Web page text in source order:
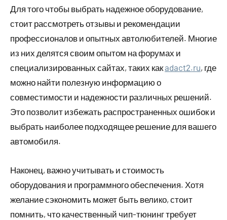
Для того чтобы выбрать надежное оборудование,
стоит рассмотреть отзывы и рекомендации
профессионалов и опытных автолюбителей. Многие
из них делятся своим опытом на форумах и
специализированных сайтах, таких какadact2.ru, где
можно найти полезную информацию о
совместимости и надежности различных решений.
Это позволит избежать распространенных ошибок и
выбрать наиболее подходящее решение для вашего
автомобиля.
Наконец, важно учитывать и стоимость
оборудования и программного обеспечения. Хотя
желание сэкономить может быть велико, стоит
помнить, что качественный чип-тюнинг требует